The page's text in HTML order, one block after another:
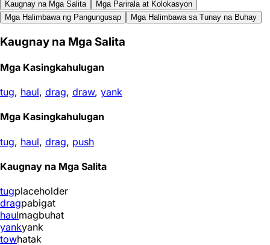
Kaugnay na Mga Salita
Mga Parirala at Kolokasyon
Mga Halimbawa ng Pangungusap
Mga Halimbawa sa Tunay na Buhay
Kaugnay na Mga Salita
Mga Kasingkahulugan
tug, haul, drag, draw, yank
Mga Kasingkahulugan
tug, haul, drag, push
Kaugnay na Mga Salita
tugplaceholder
dragpabigat
haulmagbuhat
yankyank
towhatak